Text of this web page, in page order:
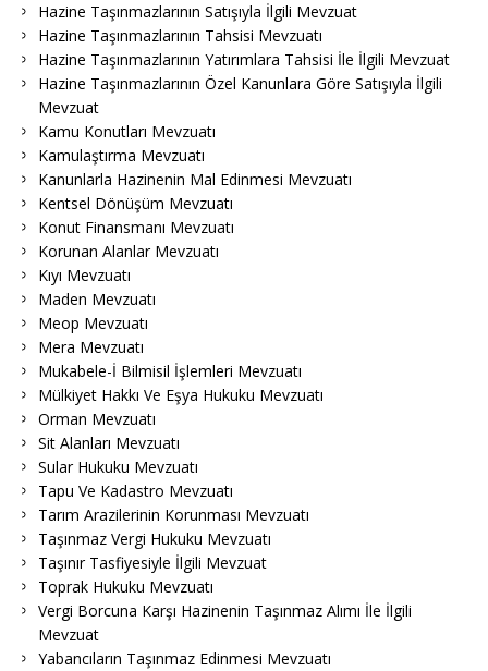
Hazine Taşınmazlarının Satışıyla İlgili Mevzuat
Hazine Taşınmazlarının Tahsisi Mevzuatı
Hazine Taşınmazlarının Yatırımlara Tahsisi İle İlgili Mevzuat
Hazine Taşınmazlarının Özel Kanunlara Göre Satışıyla İlgili
Mevzuat
Kamu Konutları Mevzuatı
Kamulaştırma Mevzuatı
Kanunlarla Hazinenin Mal Edinmesi Mevzuatı
Kentsel Dönüşüm Mevzuatı
Konut Finansmanı Mevzuatı
Korunan Alanlar Mevzuatı
Kıyı Mevzuatı
Maden Mevzuatı
Meop Mevzuatı
Mera Mevzuatı
Mukabele-İ Bilmisil İşlemleri Mevzuatı
Mülkiyet Hakkı Ve Eşya Hukuku Mevzuatı
Orman Mevzuatı
Sit Alanları Mevzuatı
Sular Hukuku Mevzuatı
Tapu Ve Kadastro Mevzuatı
Tarım Arazilerinin Korunması Mevzuatı
Taşınmaz Vergi Hukuku Mevzuatı
Taşınır Tasfiyesiyle İlgili Mevzuat
Toprak Hukuku Mevzuatı
Vergi Borcuna Karşı Hazinenin Taşınmaz Alımı İle İlgili
Mevzuat
Yabancıların Taşınmaz Edinmesi Mevzuatı